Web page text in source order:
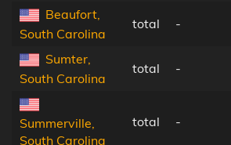
Beaufort,
South Carolina
total -
Sumter,
South Carolina
total -
Summerville,
South Carolina
total -